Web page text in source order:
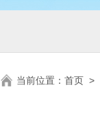
当前位置： 首页 >